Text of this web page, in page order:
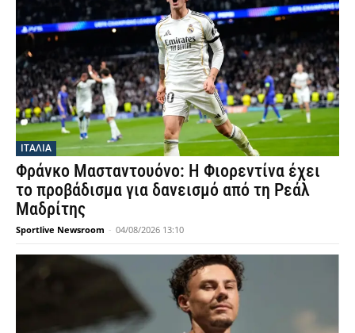
ΙΤΑΛΙΑ
Φράνκο Μασταντουόνο: Η Φιορεντίνα έχει
το προβάδισμα για δανεισμό από τη Ρεάλ
Μαδρίτης
Sportlive Newsroom - 04/08/2026 13:10